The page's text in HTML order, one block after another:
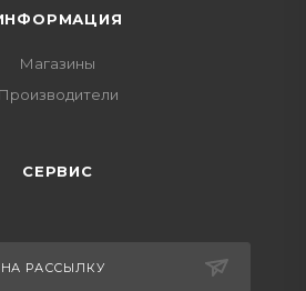
Магазины
Производители
СЕРВИС
РАССЫЛКУ